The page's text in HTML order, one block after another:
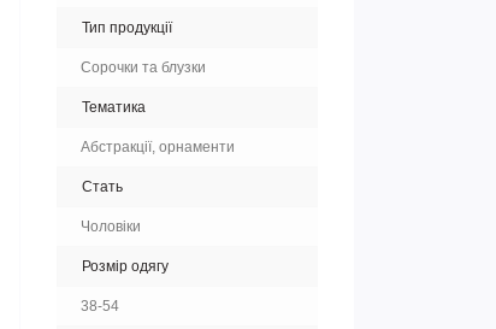
Тип продукції
Сорочки та блузки
Тематика
Абстракції, орнаменти
Стать
Чоловіки
Розмір одягу
38-54